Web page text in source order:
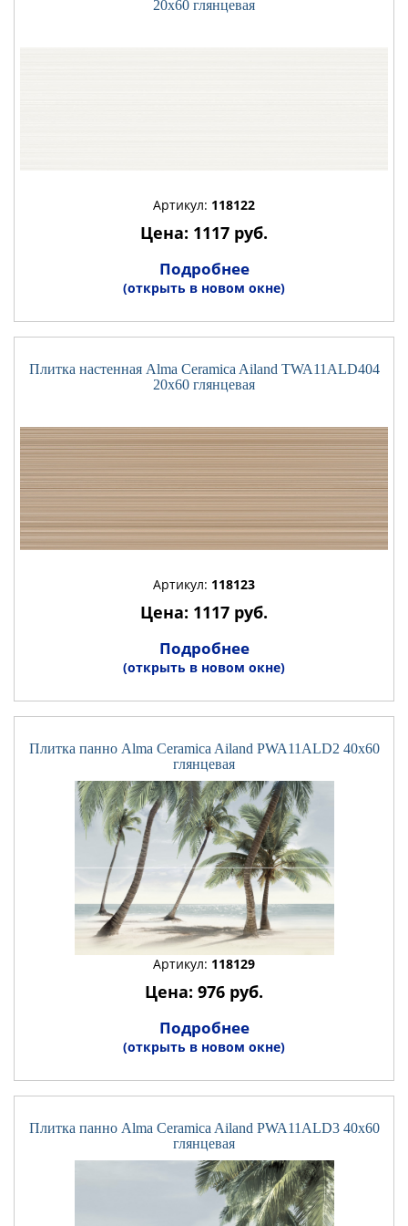
20x60 глянцевая
Артикул: 118122
Цена: 1117 руб.
Подробнее
(открыть в новом окне)
Плитка настенная Alma Ceramica Ailand TWA11ALD404
20x60 глянцевая
Артикул: 118123
Цена: 1117 руб.
Подробнее
(открыть в новом окне)
Плитка панно Alma Ceramica Ailand PWA11ALD2 40x60
глянцевая
Артикул: 118129
Цена: 976 руб.
Подробнее
(открыть в новом окне)
Плитка панно Alma Ceramica Ailand PWA11ALD3 40x60
глянцевая